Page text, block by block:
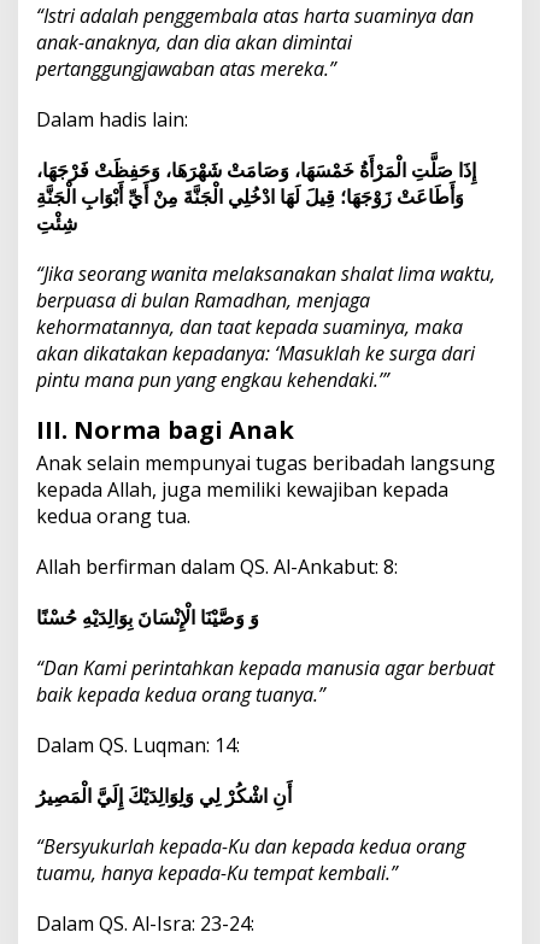
“Istri adalah penggembala atas harta suaminya dan
anak-anaknya, dan dia akan dimintai
pertanggungjawaban atas mereka.”
Dalam hadis lain:
إِذَا صَلَّتِ الْمَرْأَةُ خَمْسَهَا، وَصَامَتْ شَهْرَهَا، وَحَفِظَتْ فَرْجَهَا،
وَأَطَاعَتْ زَوْجَهَا؛ قِيلَ لَهَا ادْخُلِي الْجَنَّةَ مِنْ أَيِّ أَبْوَابِ الْجَنَّةِ
شِئْتِ
“Jika seorang wanita melaksanakan shalat lima waktu,
berpuasa di bulan Ramadhan, menjaga
kehormatannya, dan taat kepada suaminya, maka
akan dikatakan kepadanya: ‘Masuklah ke surga dari
pintu mana pun yang engkau kehendaki.’”
III. Norma bagi Anak
Anak selain mempunyai tugas beribadah langsung
kepada Allah, juga memiliki kewajiban kepada
kedua orang tua.
Allah berfirman dalam QS. Al-Ankabut: 8:
وَ وَصَّيْنَا الْإِنْسَانَ بِوَالِدَيْهِ حُسْنًا
“Dan Kami perintahkan kepada manusia agar berbuat
baik kepada kedua orang tuanya.”
Dalam QS. Luqman: 14:
أَنِ اشْكُرْ لِي وَلِوَالِدَيْكَ إِلَيَّ الْمَصِيرُ
“Bersyukurlah kepada-Ku dan kepada kedua orang
tuamu, hanya kepada-Ku tempat kembali.”
Dalam QS. Al-Isra: 23-24: